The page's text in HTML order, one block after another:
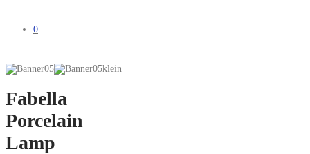
0
Fabella
Porcelain
Lamp